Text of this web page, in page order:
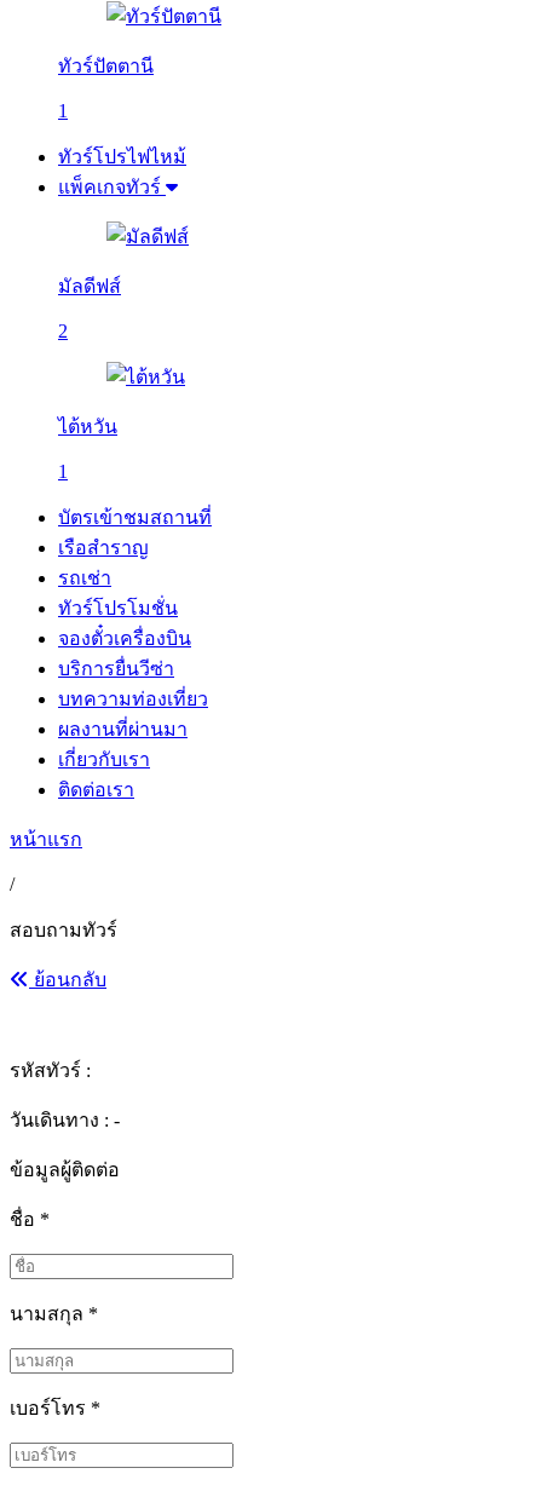
ทัวร์ปัตตานี
1
ทัวร์โปรไฟไหม้
แพ็คเกจทัวร์
มัลดีฟส์
2
ไต้หวัน
1
บัตรเข้าชมสถานที่
เรือสำราญ
รถเช่า
ทัวร์โปรโมชั่น
จองตั๋วเครื่องบิน
บริการยื่นวีซ่า
บทความท่องเที่ยว
ผลงานที่ผ่านมา
เกี่ยวกับเรา
ติดต่อเรา
หน้าแรก
/
สอบถามทัวร์
ย้อนกลับ
รหัสทัวร์ :
วันเดินทาง : -
ข้อมูลผู้ติดต่อ
ชื่อ *
นามสกุล *
เบอร์โทร *